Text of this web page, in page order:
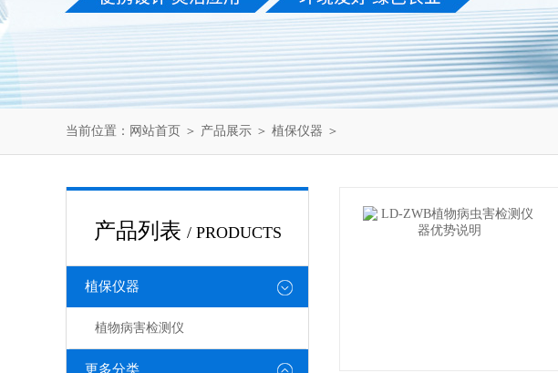
当前位置： 网站首页 ＞ 产品展示 ＞ 植保仪器 ＞
产品列表 / PRODUCTS
植保仪器
植物病害检测仪
更多分类